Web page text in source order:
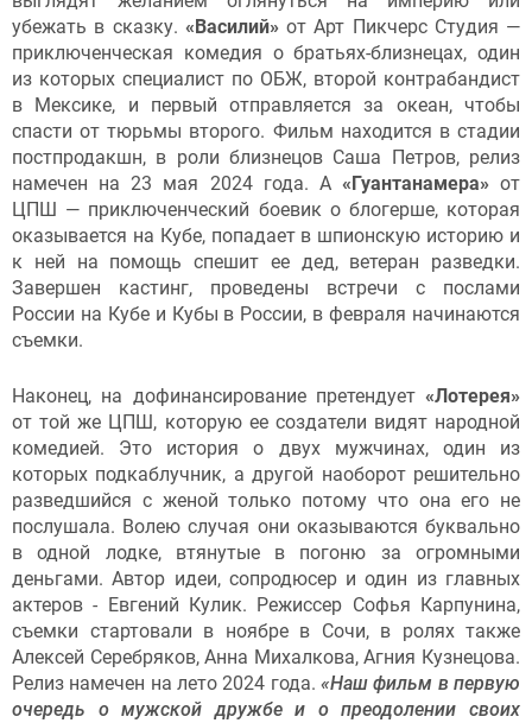
убежать в сказку. «Василий» от Арт Пикчерс Студия —
приключенческая комедия о братьях-близнецах, один
из которых специалист по ОБЖ, второй контрабандист
в Мексике, и первый отправляется за океан, чтобы
спасти от тюрьмы второго. Фильм находится в стадии
постпродакшн, в роли близнецов Саша Петров, релиз
намечен на 23 мая 2024 года. А «Гуантанамера» от
ЦПШ — приключенческий боевик о блогерше, которая
оказывается на Кубе, попадает в шпионскую историю и
к ней на помощь спешит ее дед, ветеран разведки.
Завершен кастинг, проведены встречи с послами
России на Кубе и Кубы в России, в февраля начинаются
съемки.
Наконец, на дофинансирование претендует «Лотерея»
от той же ЦПШ, которую ее создатели видят народной
комедией. Это история о двух мужчинах, один из
которых подкаблучник, а другой наоборот решительно
разведшийся с женой только потому что она его не
послушала. Волею случая они оказываются буквально
в одной лодке, втянутые в погоню за огромными
деньгами. Автор идеи, сопродюсер и один из главных
актеров - Евгений Кулик. Режиссер Софья Карпунина,
съемки стартовали в ноябре в Сочи, в ролях также
Алексей Серебряков, Анна Михалкова, Агния Кузнецова.
Релиз намечен на лето 2024 года. «Наш фильм в первую
очередь о мужской дружбе и о преодолении своих